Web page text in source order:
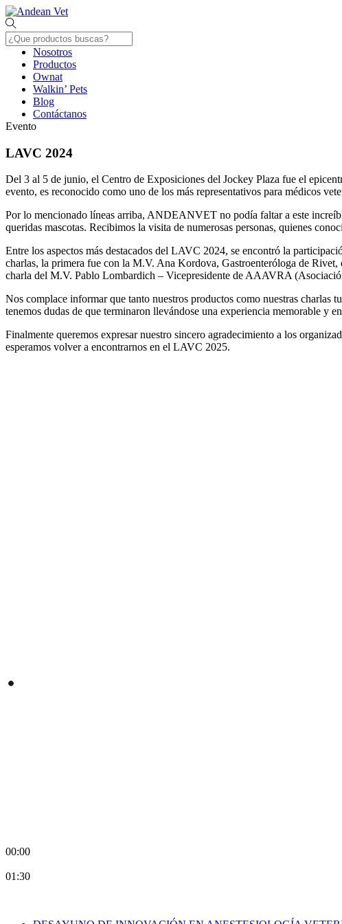
Skip
to
content
Menu
Nosotros
Productos
Ownat
Walkin’ Pets
Blog
Contáctanos
Close
Evento
LAVC 2024
Del 3 al 5 de junio, el Centro de Exposiciones del Jockey Plaza fue el
evento, es reconocido como uno de los más representativos para médicos
Por lo mencionado líneas arriba, ANDEANVET no podía faltar a este
queridas mascotas. Recibimos la visita de numerosas personas, quienes
Entre los aspectos más destacados del LAVC 2024, se encontró la
charlas, la primera fue con la M.V. Ana Kordova, Gastroenteróloga de
charla del M.V. Pablo Lombardich – Vicepresidente de AAAVRA
Nos complace informar que tanto nuestros productos como nuestras
tenemos dudas de que terminaron llevándose una experiencia memorable y
Finalmente queremos expresar nuestro sincero agradecimiento a los
esperamos volver a encontrarnos en el LAVC 2025.
00:00
01:30